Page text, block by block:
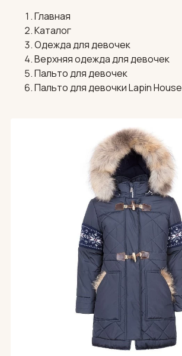
Главная
Каталог
Одежда для девочек
Верхняя одежда для девочек
Пальто для девочек
Пальто для девочки Lapin House